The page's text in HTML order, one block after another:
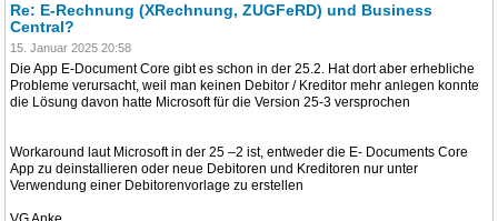
Re: E-Rechnung (XRechnung, ZUGFeRD) und Business
Central?
15. Januar 2025 20:58
Die App E-Document Core gibt es schon in der 25.2. Hat dort aber erhebliche
Probleme verursacht, weil man keinen Debitor / Kreditor mehr anlegen konnte
die Lösung davon hatte Microsoft für die Version 25-3 versprochen
Workaround laut Microsoft in der 25 –2 ist, entweder die E- Documents Core
App zu deinstallieren oder neue Debitoren und Kreditoren nur unter
Verwendung einer Debitorenvorlage zu erstellen